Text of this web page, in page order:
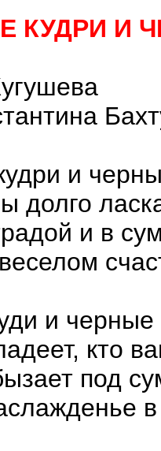
КУДРИ И
и
долго
и в
и черные
кто
под
в